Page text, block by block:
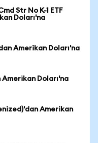
Str No K-1 ETF
Doları'na
Amerikan Doları'na
Doları'na
Amerikan